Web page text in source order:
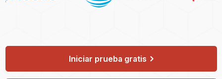
Iniciar prueba gratis